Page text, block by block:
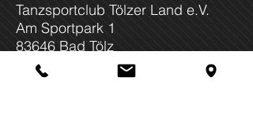
Tanzsportclub Tölzer Land e.V.
Am Sportpark 1
83646 Bad Tölz
Tel: 08041 / 7 95 95 50
E-Mail:
info@tanzsportclub-